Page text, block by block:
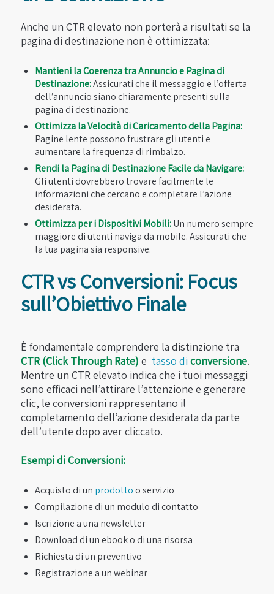
Anche un CTR elevato non porterà a risultati se la
pagina di destinazione non è ottimizzata:
Mantieni la Coerenza tra Annuncio e Pagina di
Destinazione:Assicurati che il messaggio e l’offerta
dell’annuncio siano chiaramente presenti sulla
pagina di destinazione.
Ottimizza la Velocità di Caricamento della Pagina:
Pagine lente possono frustrare gli utenti e
aumentare la frequenza di rimbalzo.
Rendi la Pagina di Destinazione Facile da Navigare:
Gli utenti dovrebbero trovare facilmente le
informazioni che cercano e completare l’azione
desiderata.
Ottimizza per i Dispositivi Mobili:Un numero sempre
maggiore di utenti naviga da mobile. Assicurati che
la tua pagina sia responsive.
CTR vs Conversioni: Focus
sull’Obiettivo Finale
È fondamentale comprendere la distinzione tra
CTR (Click Through Rate) e tasso di conversione.
Mentre un CTR elevato indica che i tuoi messaggi
sono efficaci nell’attirare l’attenzione e generare
clic, le conversioni rappresentano il
completamento dell’azione desiderata da parte
dell’utente dopo aver cliccato.
Esempi di Conversioni:
Acquisto di un prodottoo servizio
Compilazione di un modulo di contatto
Iscrizione a una newsletter
Download di un ebook o di una risorsa
Richiesta di un preventivo
Registrazione a un webinar